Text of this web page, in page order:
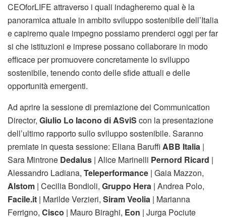
CEOforLIFE attraverso i quali indagheremo qual è la
panoramica attuale in ambito sviluppo sostenibile dell’Italia
e capiremo quale impegno possiamo prenderci oggi per far
si che istituzioni e imprese possano collaborare in modo
efficace per promuovere concretamente lo sviluppo
sostenibile, tenendo conto delle sfide attuali e delle
opportunità emergenti.
Ad aprire la sessione di premiazione dei Communication
Director, Giulio Lo Iacono di ASviS con la presentazione
dell’ultimo rapporto sullo sviluppo sostenibile. Saranno
premiate in questa sessione: Eliana BaruffiABB Italia |
Sara Mintrone Dedalus | Alice Marinelli Pernord Ricard |
Alessandro Ladiana, Teleperformance | Gaia Mazzon,
Alstom | Cecilia Bondioli, Gruppo Hera | Andrea Polo,
Facile.it | Marilde Verzieri, Siram Veolia | Marianna
Ferrigno, Cisco | Mauro Biraghi, Eon | Jurga Pociute